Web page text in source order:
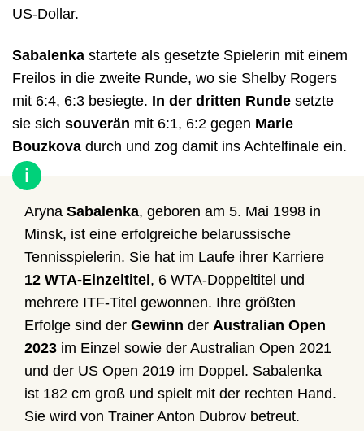
US-Dollar.
Sabalenka startete als gesetzte Spielerin mit einem
Freilos in die zweite Runde, wo sie Shelby Rogers
mit 6:4, 6:3 besiegte. In der dritten Runde setzte
sie sich souverän mit 6:1, 6:2 gegen Marie
Bouzkova durch und zog damit ins Achtelfinale ein.
i
Aryna Sabalenka, geboren am 5. Mai 1998 in
Minsk, ist eine erfolgreiche belarussische
Tennisspielerin. Sie hat im Laufe ihrer Karriere
12 WTA-Einzeltitel , 6 WTA-Doppeltitel und
mehrere ITF-Titel gewonnen. Ihre größten
Erfolge sind der Gewinn der Australian Open
2023 im Einzel sowie der Australian Open 2021
und der US Open 2019 im Doppel. Sabalenka
ist 182 cm groß und spielt mit der rechten Hand.
Sie wird von Trainer Anton Dubrov betreut.